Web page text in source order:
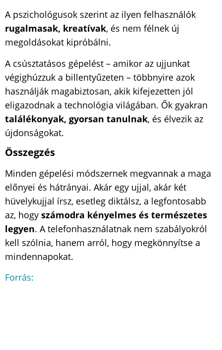
A pszichológusok szerint az ilyen felhasználók
rugalmasak, kreatívak, és nem félnek új
megoldásokat kipróbálni.
A csúsztatásos gépelést – amikor az ujjunkat
végighúzzuk a billentyűzeten – többnyire azok
használják magabiztosan, akik kifejezetten jól
eligazodnak a technológia világában. Ők gyakran
találékonyak, gyorsan tanulnak, és élvezik az
újdonságokat.
Összegzés
Minden gépelési módszernek megvannak a maga
előnyei és hátrányai. Akár egy ujjal, akár két
hüvelykujjal írsz, esetleg diktálsz, a legfontosabb
az, hogy számodra kényelmes és természetes
legyen. A telefonhasználatnak nem szabályokról
kell szólnia, hanem arról, hogy megkönnyítse a
mindennapokat.
Forrás: